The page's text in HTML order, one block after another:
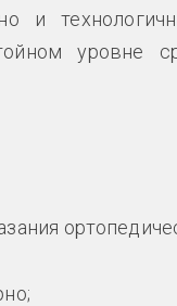
и
уровне